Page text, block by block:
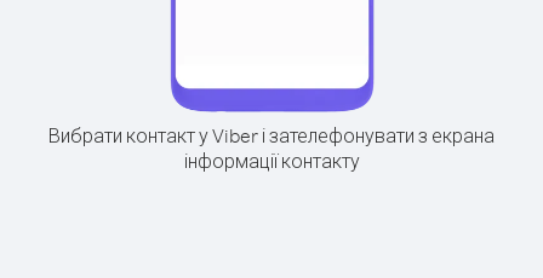
Вибрати контакт у Viber і зателефонувати з екрана
інформації контакту